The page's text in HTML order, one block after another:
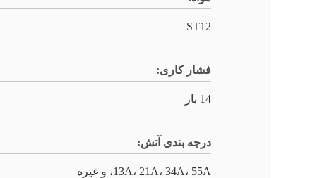
ST12
فشار کاری:
14 بار
درجه بندی آتش:
13A، 21A، 34A، 55A، و غیره